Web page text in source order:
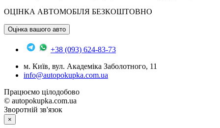
ОЦІНКА АВТОМОБІЛЯ БЕЗКОШТОВНО
Оцінка вашого авто
+38 (093) 624-83-73
м. Київ, вул. Академіка Заболотного, 11
info@autopokupka.com.ua
Працюємо цілодобово
© autopokupka.com.ua
Зворотній зв'язок
×